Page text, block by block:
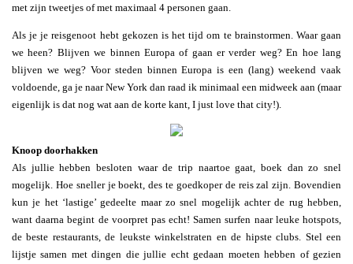
met zijn tweetjes of met maximaal 4 personen gaan.
Als je je reisgenoot hebt gekozen is het tijd om te brainstormen. Waar gaan
we heen? Blijven we binnen Europa of gaan er verder weg? En hoe lang
blijven we weg? Voor steden binnen Europa is een (lang) weekend vaak
voldoende, ga je naar New York dan raad ik minimaal een midweek aan (maar
eigenlijk is dat nog wat aan de korte kant, I just love that city!).
Knoop doorhakken
Als jullie hebben besloten waar de trip naartoe gaat, boek dan zo snel
mogelijk. Hoe sneller je boekt, des te goedkoper de reis zal zijn. Bovendien
kun je het ‘lastige’ gedeelte maar zo snel mogelijk achter de rug hebben,
want daarna begint de voorpret pas echt! Samen surfen naar leuke hotspots,
de beste restaurants, de leukste winkelstraten en de hipste clubs. Stel een
lijstje samen met dingen die jullie echt gedaan moeten hebben of gezien